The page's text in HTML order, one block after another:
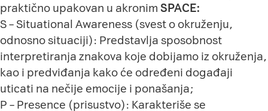
praktično upakovan u akronim SPACE:
S – Situational Awareness (svest o okruženju,
odnosno situaciji): Predstavlja sposobnost
interpretiranja znakova koje dobijamo iz okruženja,
kao i predviđanja kako će određeni događaji
uticati na nečije emocije i ponašanja;
P – Presence (prisustvo): Karakteriše se